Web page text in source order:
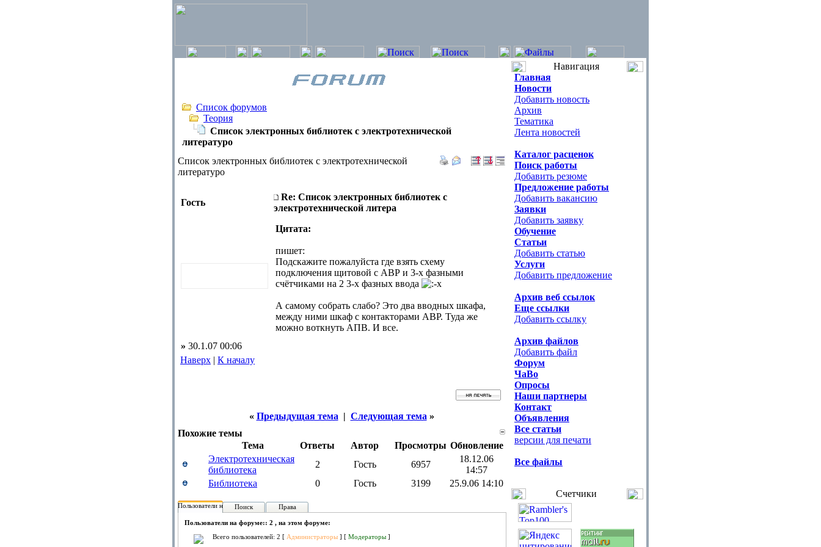
Список форумов
Теория
Список электронных библиотек c электротехнической
литературо
Список электронных библиотек c электротехнической
литературо
Гость
Re: Список электронных библиотек c
электротехнической литера
Цитата:
пишет:
Подскажите пожалуйста где взять схему
подключения щитовой с АВР и 3-х фазными
счётчиками на 2 3-х фазных ввода
А самому собрать слабо? Это два вводных шкафа,
между ними шкаф с контакторами АВР. Туда же
можно воткнуть АПВ. И все.
» 30.1.07 00:06
Наверх | К началу
« Предыдущая тема | Следующая тема »
Похожие темы
Тема
Ответы Автор Просмотры Обновление
Электротехническая
библиотека
2 Гость 6957
18.12.06
14:57
Библиотека
0 Гость 3199 25.9.06 14:10
Пользователи на форуме:
Поиск Права
Пользователи на форуме:: 2 , на этом форуме:
Всего пользователей: 2 [ Администраторы ] [ Модераторы ]
Навигация
Главная
Новости
Добавить новость
Архив
Тематика
Лента новостей
Каталог расценок
Поиск работы
Добавить резюме
Предложение работы
Добавить вакансию
Заявки
Добавить заявку
Обучение
Статьи
Добавить статью
Услуги
Добавить предложение
Архив веб ссылок
Еще ссылки
Добавить ссылку
Архив файлов
Добавить файл
Форум
ЧаВо
Опросы
Наши партнеры
Контакт
Объявления
Все статьи
версии для печати
Все файлы
Счетчики